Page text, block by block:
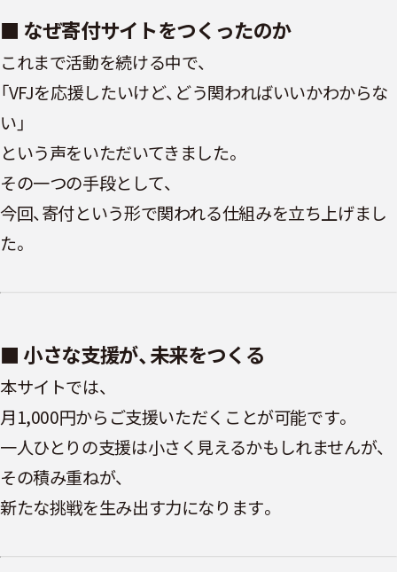
■ なぜ寄付サイトをつくったのか
これまで活動を続ける中で、
「VFJを応援したいけど、どう関わればいいかわからな
い」
という声をいただいてきました。
その一つの手段として、
今回、寄付という形で関われる仕組みを立ち上げまし
た。
■ 小さな支援が、未来をつくる
本サイトでは、
月1,000円からご支援いただくことが可能です。
一人ひとりの支援は小さく見えるかもしれませんが、
その積み重ねが、
新たな挑戦を生み出す力になります。